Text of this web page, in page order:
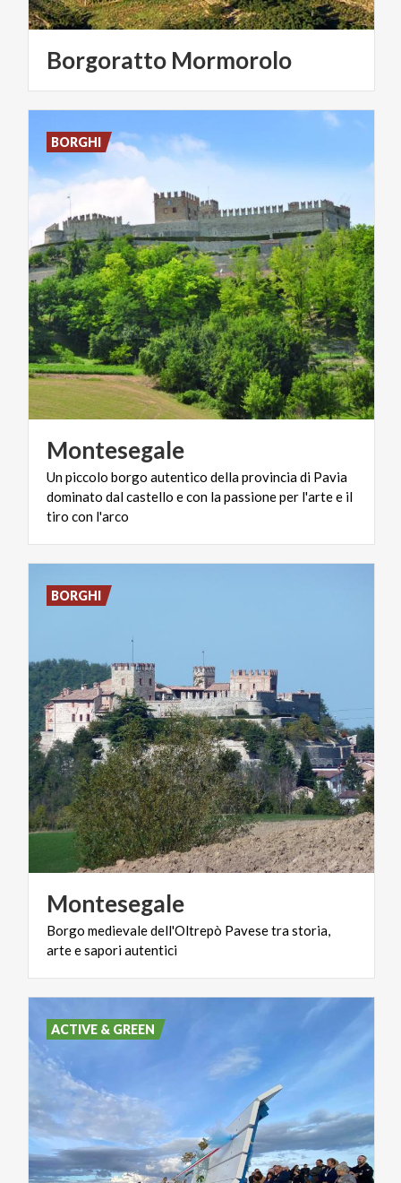
Borgoratto Mormorolo
Montesegale
Un piccolo borgo autentico della provincia di Pavia
dominato dal castello e con la passione per l'arte e il
tiro con l'arco
BORGHI
Montesegale
Borgo medievaledell'Oltrepò Pavesetrastoria,
arteesaporiautentici
BORGHI
ACTIVE & GREEN